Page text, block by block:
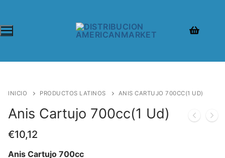
INICIO PRODUCTOS LATINOS ANIS CARTUJO 700CC(1 UD)
Anis Cartujo 700cc(1 Ud)
€10,12
Anis Cartujo 700cc